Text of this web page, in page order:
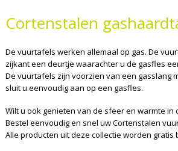
Cortenstalen
De vuurtafels werken allemaal op gas. De
zijkant een deurtje waarachter u de gasfles
De vuurtafels zijn voorzien van een gasslang
sluit u eenvoudig aan op een gasfles.
Wilt u ook genieten van de sfeer en warmte in
Bestel eenvoudig en snel uw Cortenstalen
Alle producten uit deze collectie worden gratis